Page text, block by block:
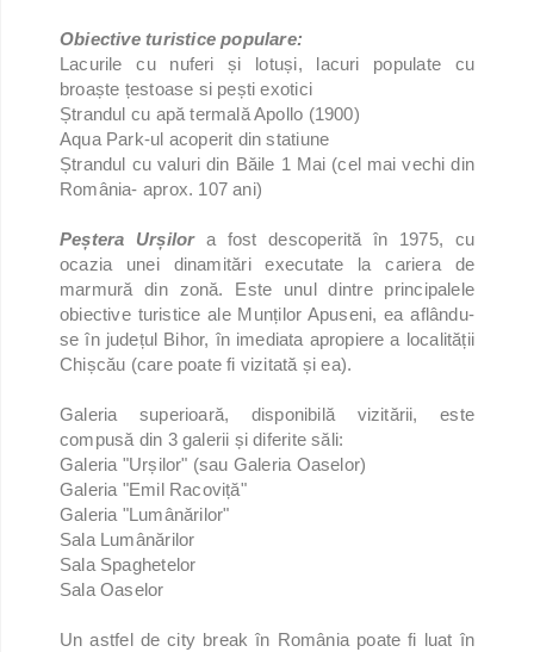
Obiective turistice populare:
Lacurile cu nuferi și lotuși, lacuri populate cu
broaște țestoase si pești exotici
Ștrandul cu apă termală Apollo (1900)
Aqua Park-ul acoperit din statiune
Ștrandul cu valuri din Băile 1 Mai (cel mai vechi din
România- aprox. 107 ani)
Peștera Urșilora fost descoperită în 1975, cu
ocazia unei dinamitări executate la cariera de
marmură din zonă. Este unul dintre principalele
obiective turistice ale Munților Apuseni, ea aflându-
se în județul Bihor, în imediata apropiere a localității
Chișcău (care poate fi vizitată și ea).
Galeria superioară, disponibilă vizitării, este
compusă din 3 galerii și diferite săli:
Galeria "Urșilor" (sau Galeria Oaselor)
Galeria "Emil Racoviță"
Galeria "Lumânărilor"
Sala Lumânărilor
Sala Spaghetelor
Sala Oaselor
Un astfel de city break în România poate fi luat în